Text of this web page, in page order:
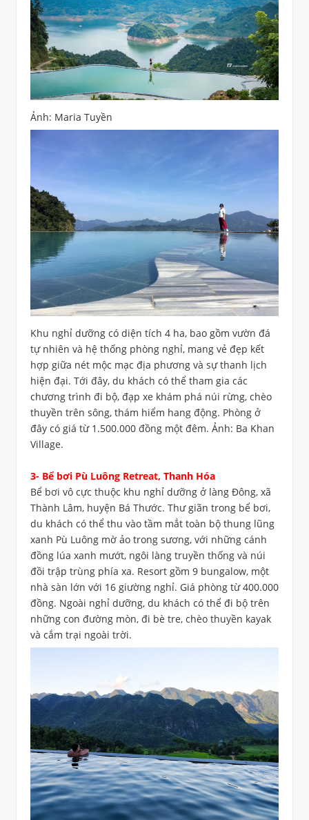
Ảnh: Maria Tuyền
Khu nghỉ dưỡng có diện tích 4 ha, bao gồm vườn đá
tự nhiên và hệ thống phòng nghỉ, mang vẻ đẹp kết
hợp giữa nét mộc mạc địa phương và sự thanh lịch
hiện đại. Tới đây, du khách có thể tham gia các
chương trình đi bộ, đạp xe khám phá núi rừng, chèo
thuyền trên sông, thám hiểm hang động. Phòng ở
đây có giá từ 1.500.000 đồng một đêm. Ảnh: Ba Khan
Village.
3- Bể bơi Pù Luông Retreat, Thanh Hóa
Bể bơi vô cực thuộc khu nghỉ dưỡng ở làng Đông, xã
Thành Lâm, huyện Bá Thước. Thư giãn trong bể bơi,
du khách có thể thu vào tầm mắt toàn bộ thung lũng
xanh Pù Luông mờ ảo trong sương, với những cánh
đồng lúa xanh mướt, ngôi làng truyền thống và núi
đồi trập trùng phía xa. Resort gồm 9 bungalow, một
nhà sàn lớn với 16 giường nghỉ. Giá phòng từ 400.000
đồng. Ngoài nghỉ dưỡng, du khách có thể đi bộ trên
những con đường mòn, đi bè tre, chèo thuyền kayak
và cắm trại ngoài trời.